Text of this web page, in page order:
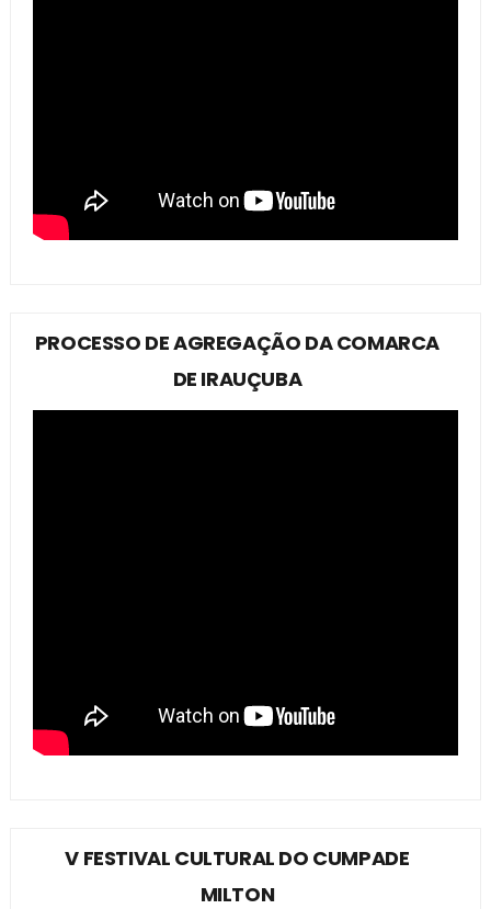
PROCESSO DE AGREGAÇÃO DA COMARCA
DE IRAUÇUBA
V FESTIVAL CULTURAL DO CUMPADE
MILTON